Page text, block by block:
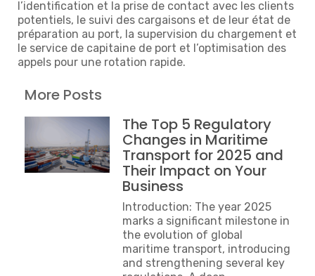
l’identification et la prise de contact avec les clients
potentiels, le suivi des cargaisons et de leur état de
préparation au port, la supervision du chargement et
le service de capitaine de port et l’optimisation des
appels pour une rotation rapide.
More Posts
The Top 5 Regulatory
Changes in Maritime
Transport for 2025 and
Their Impact on Your
Business
Introduction: The year 2025
marks a significant milestone in
the evolution of global
maritime transport, introducing
and strengthening several key